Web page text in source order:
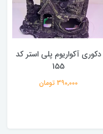
دکوری آکواریوم پلی استر کد
155
390,000 تومان